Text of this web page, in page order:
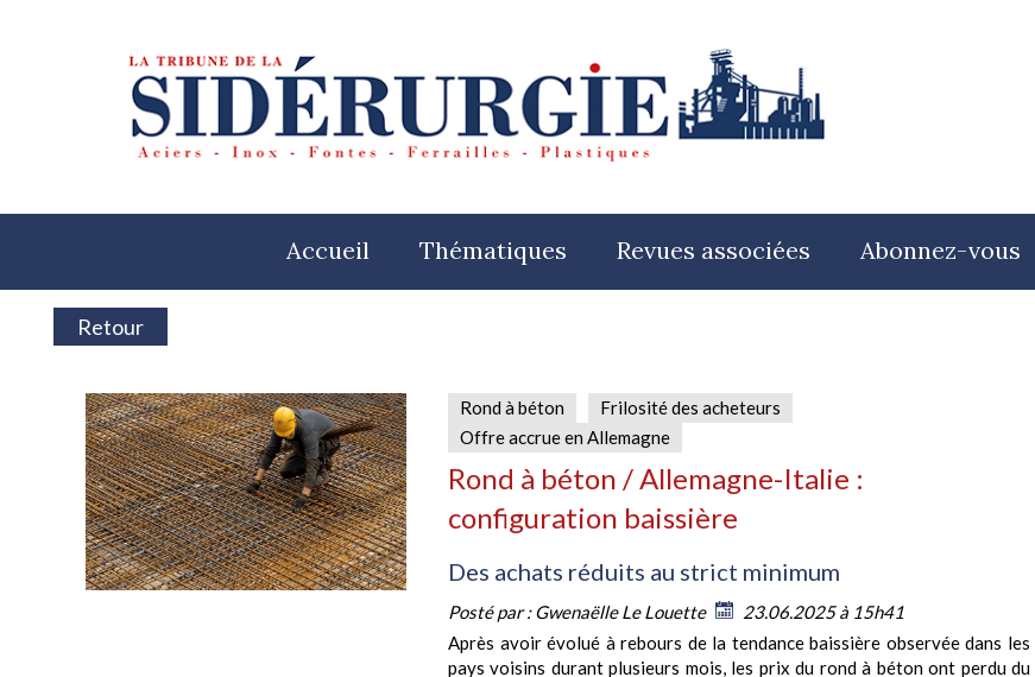
Accueil Thématiques Revues associées Abonnez-vous
Retour
Rond à béton
Frilosité des acheteurs
Offre accrue en Allemagne
Rond à béton / Allemagne-Italie :
configuration baissière
Des achats réduits au strict minimum
Posté par :Gwenaëlle Le Louette
23.06.2025 à 15h41
Après avoir évolué à rebours de la tendance baissière observée dans les
pays voisins durant plusieurs mois, les prix du rond à béton ont perdu du